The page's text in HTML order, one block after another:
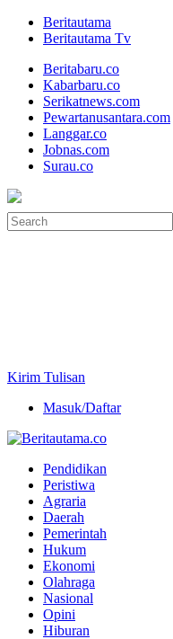
Beritautama
Beritautama Tv
Beritabaru.co
Kabarbaru.co
Serikatnews.com
Pewartanusantara.com
Langgar.co
Jobnas.com
Surau.co
Kirim Tulisan
Masuk/Daftar
Pendidikan
Peristiwa
Agraria
Daerah
Pemerintah
Hukum
Ekonomi
Olahraga
Nasional
Opini
Hiburan